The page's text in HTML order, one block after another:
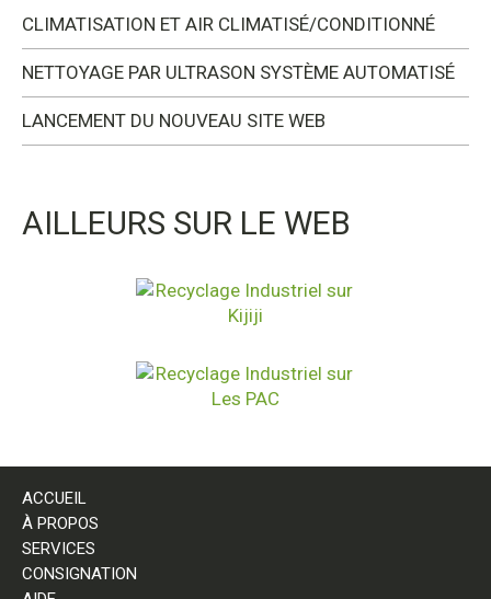
CLIMATISATION ET AIR CLIMATISÉ/CONDITIONNÉ
NETTOYAGE PAR ULTRASON SYSTÈME AUTOMATISÉ
LANCEMENT DU NOUVEAU SITE WEB
AILLEURS SUR LE WEB
ACCUEIL
À PROPOS
SERVICES
CONSIGNATION